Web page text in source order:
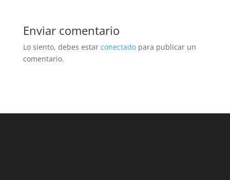
Enviar comentario
Lo siento, debes estar conectadopara publicar un
comentario.